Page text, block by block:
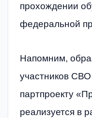
прохождении
федеральной
Напомним,
участников
партпроекту
реализуется в